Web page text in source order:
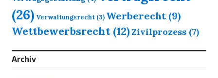
(26) Verwaltungsrecht (3) Werberecht(9)
Wettbewerbsrecht(12)Zivilprozess (7)
Archiv